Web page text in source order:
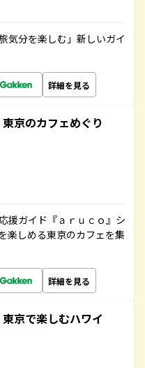
気分を楽しむ」新しいガイ
詳細を見る
京のカフェめぐり
援ガイド『ａｒｕｃｏ』シ
楽しめる東京のカフェを集
詳細を見る
京で楽しむハワイ